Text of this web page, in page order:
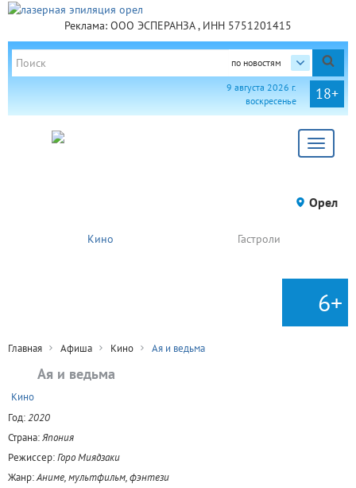
Реклама: ООО ЭСПЕРАНЗА , ИНН 5751201415
по новостям
18+
9 августа 2026 г.
воскресенье
Toggle
Орел
Кино Гастроли
6+
Главная Афиша Кино Ая и ведьма
Ая и ведьма
Кино
Год:2020
Страна:Япония
Режиссер:Горо Миядзаки
Жанр:Аниме, мультфильм, фэнтези